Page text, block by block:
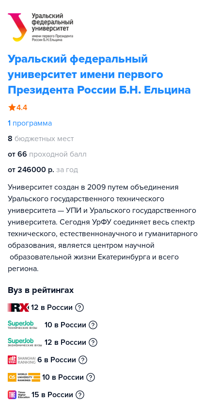
Уральский федеральный
университет имени первого
Президента России Б.Н. Ельцина
4.4
1 программа
8 бюджетных мест
от 66 проходной балл
от 246000 р. за год
Университет создан в 2009 путем объединения
Уральского государственного технического
университета — УПИ и Уральского государственного
университета. Сегодня УрФУ соединяет весь спектр
технического, естественнонаучного и гуманитарного
образования, является центром научной
образовательной жизни Екатеринбурга и всего
региона.
Вуз в рейтингах
12 в России
10 в России
12 в России
6 в России
10 в России
15 в России